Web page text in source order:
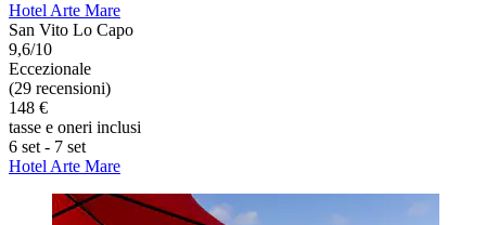
Hotel Arte Mare
San Vito Lo Capo
9,6/10
Eccezionale
(29 recensioni)
148 €
tasse e oneri inclusi
6 set - 7 set
Hotel Arte Mare